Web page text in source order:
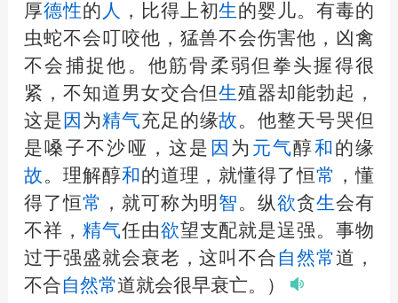
厚德性的 人 ，比得上初生的婴儿。有毒的
虫蛇不会叮咬他，猛兽不会伤害他，凶禽
不会捕捉他。他筋骨柔弱但拳头握得很
紧，不知道男女交合但生殖器却能勃起，
这是 因 为精气充足的缘故。他整天号哭但
是嗓子不沙哑，这是 因 为 元气醇和 的缘
故。理解醇和 的道理，就懂得了恒常 ，懂
得了恒常 ，就可称为明 智。纵欲贪生会有
不祥， 精气任由欲望支配就是逞强。事物
过于强盛就会衰老，这叫不合自然常道，
不合自然常道就会很早衰亡。）